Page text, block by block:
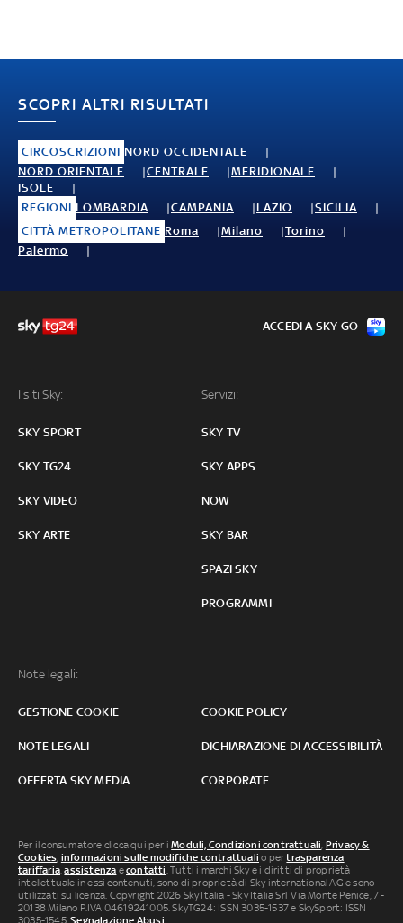
SCOPRI ALTRI RISULTATI
CIRCOSCRIZIONI NORD OCCIDENTALE
NORD ORIENTALE
CENTRALE
MERIDIONALE
ISOLE
REGIONI LOMBARDIA CAMPANIA LAZIO
SICILIA
CITTÀ METROPOLITANE Roma Milano
Torino
Palermo
I siti Sky:
SKY SPORT
SKY TG24
SKY VIDEO
SKY ARTE
Servizi:
SKY TV
SKY APPS
NOW
SKY BAR
SPAZI SKY
PROGRAMMI
Note legali:
GESTIONE COOKIE COOKIE POLICY
NOTE LEGALI DICHIARAZIONE DI ACCESSIBILITÀ
OFFERTA SKY MEDIA CORPORATE
ACCEDI A SKY GO
Per il consumatore clicca qui per iModuli, Condizioni contrattuali, Privacy &
Cookies, informazioni sulle modifiche contrattuali o pertrasparenza
tariffaria,assistenza econtatti. Tutti i marchi Sky e i diritti di proprietà
intellettuale in essi contenuti, sono di proprietà di Sky international AG e sono
utilizzati su licenza. Copyright 2026 Sky Italia - Sky Italia Srl Via Monte Penice, 7 -
20138 Milano P.IVA 04619241005. SkyTG24: ISSN 3035-1537 e SkySport: ISSN
3035-1545.Segnalazione Abusi